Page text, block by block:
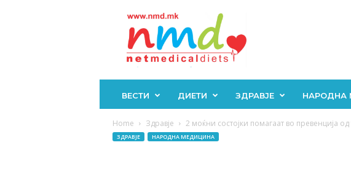
ВЕСТИ ДИЕТИ ЗДРАВЈЕ НАРОДНА
Home Здравје 2 моќни состојки помагаат во превенција
ЗДРАВЈЕ НАРОДНА МЕДИЦИНА